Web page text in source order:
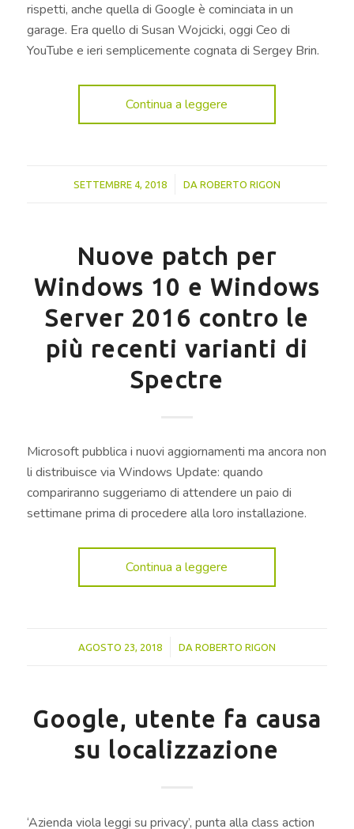
rispetti, anche quella di Google è cominciata in un
garage. Era quello di Susan Wojcicki, oggi Ceo di
YouTube e ieri semplicemente cognata di Sergey Brin.
Continua a leggere
SETTEMBRE 4, 2018
/ DA ROBERTO RIGON
Nuove patch per
Windows 10 e Windows
Server 2016 contro le
più recenti varianti di
Spectre
Microsoft pubblica i nuovi aggiornamenti ma ancora non
li distribuisce via Windows Update: quando
compariranno suggeriamo di attendere un paio di
settimane prima di procedere alla loro installazione.
Continua a leggere
AGOSTO 23, 2018
/ DA ROBERTO RIGON
Google, utente fa causa
su localizzazione
‘Azienda viola leggi su privacy’, punta alla class action